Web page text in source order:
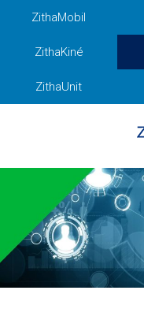
ZithaMobil
ZithaKiné
ZithaUnit